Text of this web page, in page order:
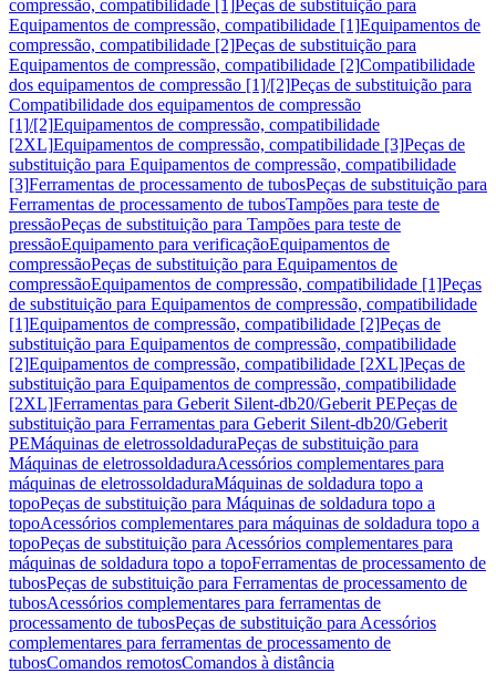
compressão, compatibilidade [1]Peças de substituição para
Equipamentos de compressão, compatibilidade [1]Equipamentos de
compressão, compatibilidade [2]Peças de substituição para
Equipamentos de compressão, compatibilidade [2]Compatibilidade
dos equipamentos de compressão [1]/[2]Peças de substituição para
Compatibilidade dos equipamentos de compressão
[1]/[2]Equipamentos de compressão, compatibilidade
[2XL]Equipamentos de compressão, compatibilidade [3]Peças de
substituição para Equipamentos de compressão, compatibilidade
[3]Ferramentas de processamento de tubosPeças de substituição para
Ferramentas de processamento de tubosTampões para teste de
pressãoPeças de substituição para Tampões para teste de
pressãoEquipamento para verificaçãoEquipamentos de
compressãoPeças de substituição para Equipamentos de
compressãoEquipamentos de compressão, compatibilidade [1]Peças
de substituição para Equipamentos de compressão, compatibilidade
[1]Equipamentos de compressão, compatibilidade [2]Peças de
substituição para Equipamentos de compressão, compatibilidade
[2]Equipamentos de compressão, compatibilidade [2XL]Peças de
substituição para Equipamentos de compressão, compatibilidade
[2XL]Ferramentas para Geberit Silent-db20/Geberit PEPeças de
substituição para Ferramentas para Geberit Silent-db20/Geberit
PEMáquinas de eletrossoldaduraPeças de substituição para
Máquinas de eletrossoldaduraAcessórios complementares para
máquinas de eletrossoldaduraMáquinas de soldadura topo a
topoPeças de substituição para Máquinas de soldadura topo a
topoAcessórios complementares para máquinas de soldadura topo a
topoPeças de substituição para Acessórios complementares para
máquinas de soldadura topo a topoFerramentas de processamento de
tubosPeças de substituição para Ferramentas de processamento de
tubosAcessórios complementares para ferramentas de
processamento de tubosPeças de substituição para Acessórios
complementares para ferramentas de processamento de
tubosComandos remotosComandos à distância